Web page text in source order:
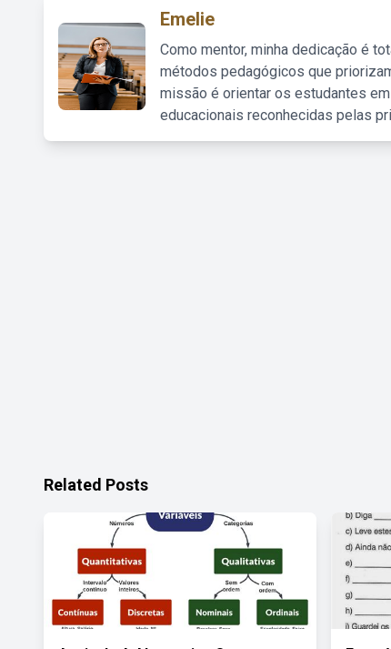
Emelie
Como mentor, minha dedicação é
métodos pedagógicos que
missão é orientar os estudantes
educacionais reconhecidas pelas
Related Posts